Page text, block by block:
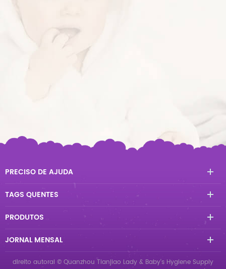
PRECISO DE AJUDA
TAGS QUENTES
PRODUTOS
JORNAL MENSAL
direito autoral © Quanzhou Tianjiao Lady & Baby's Hygiene Supply